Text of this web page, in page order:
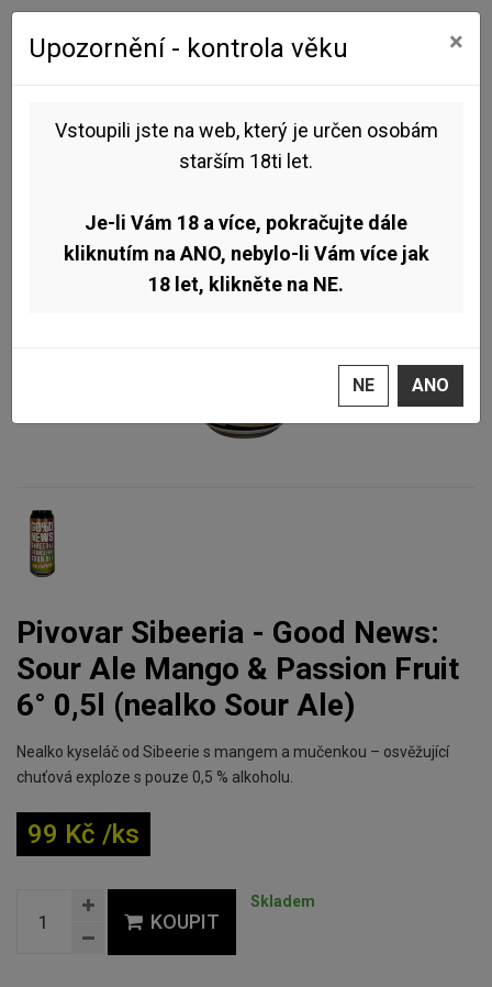
Úvod
Pivovar Sibeeria - Good News:
Sour Ale Mango & Passion Fruit
6° 0,5l (nealko Sour Ale)
Nealko kyseláč od Sibeerie s mangem a mučenkou – osvěžující
chuťová exploze s pouze 0,5 % alkoholu.
99 Kč /ks
KOUPIT
Skladem
Upozornění - kontrola věku ×
Vstoupili jste na web, který je určen osobám
starším 18ti let.
Je-li Vám 18 a více, pokračujte dále
kliknutím na ANO, nebylo-li Vám více jak
18 let, klikněte na NE.
NE ANO